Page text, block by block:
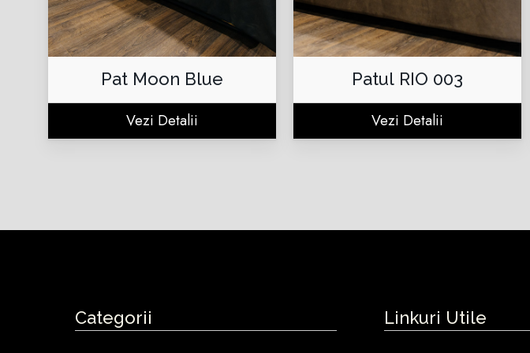
Pat Moon Blue
Vezi Detalii
Patul RIO 003
Vezi Detalii
Categorii Linkuri Utile